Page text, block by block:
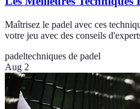
Maîtrisez le padel avec ces
votre jeu avec des conseils
padeltechniques de padel
Aug 2